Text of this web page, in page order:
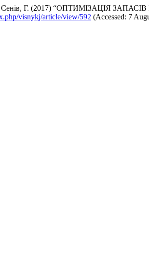
Сенів, Г. (2017) “ОПТИМІЗАЦІЯ
visnykj/article/view/592 (Accessed: 7